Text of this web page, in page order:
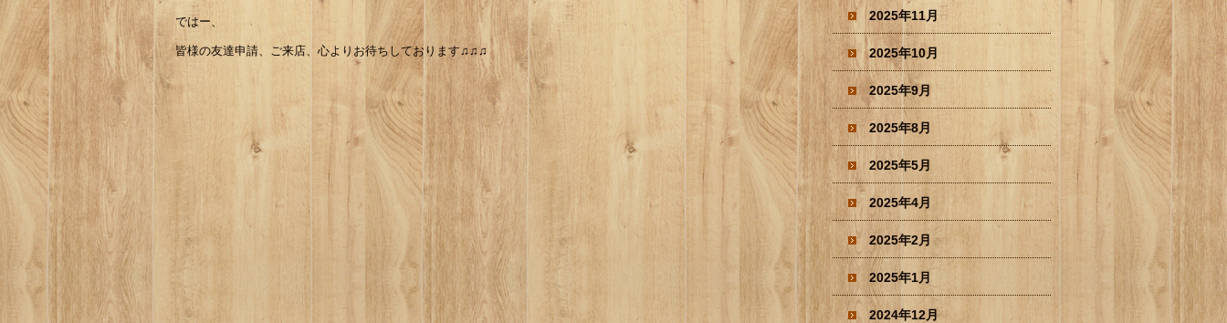
ではー、
皆様の友達申請、ご来店、心よりお待ちしております♫♫♫
2025年11月
2025年10月
2025年9月
2025年8月
2025年5月
2025年4月
2025年2月
2025年1月
2024年12月